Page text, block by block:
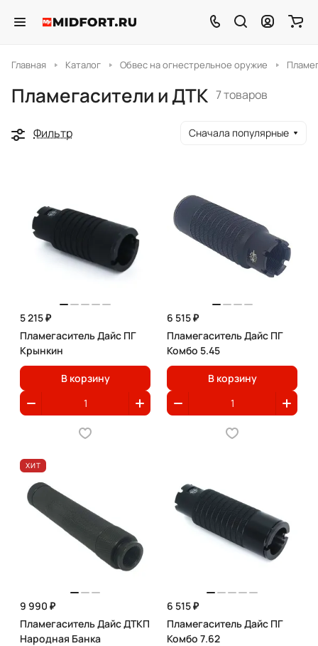
Главная Каталог Обвес на огнестрельное оружие
Пламегасители и ДТК 7 товаров
Фильтр Сначала популярные
5 215 ₽
Пламегаситель Дайс ПГ
Крынкин
В корзину
6 515 ₽
Пламегаситель Дайс ПГ
Комбо 5.45
В корзину
ХИТ
9 990 ₽
Пламегаситель Дайс ДТКП
Народная Банка
6 515 ₽
Пламегаситель Дайс ПГ
Комбо 7.62